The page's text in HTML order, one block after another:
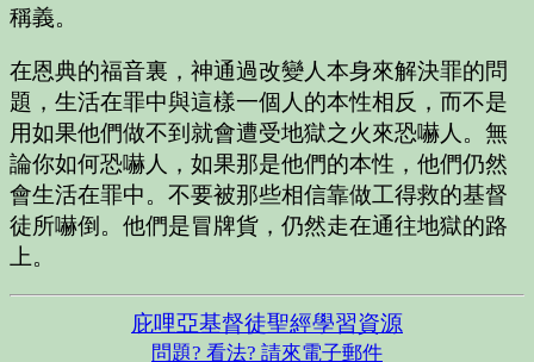
稱義。
在恩典的福音裏，神通過改變人本身來解決罪的問
題，生活在罪中與這樣一個人的本性相反，而不是
用如果他們做不到就會遭受地獄之火來恐嚇人。無
論你如何恐嚇人，如果那是他們的本性，他們仍然
會生活在罪中。不要被那些相信靠做工得救的基督
徒所嚇倒。他們是冒牌貨，仍然走在通往地獄的路
上。
庇哩亞基督徒聖經學習資源
問題? 看法? 請來電子郵件